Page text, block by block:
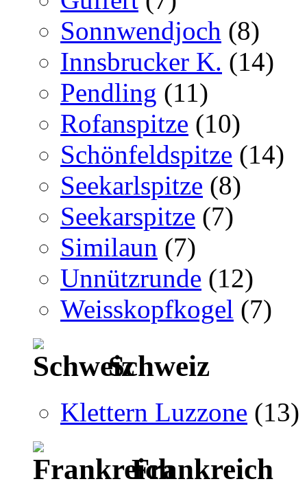
Sonnwendjoch (8)
Innsbrucker K. (14)
Pendling (11)
Rofanspitze (10)
Schönfeldspitze (14)
Seekarlspitze (8)
Seekarspitze (7)
Similaun (7)
Unnützrunde (12)
Weisskopfkogel (7)
Schweiz
Klettern Luzzone (13)
Frankreich